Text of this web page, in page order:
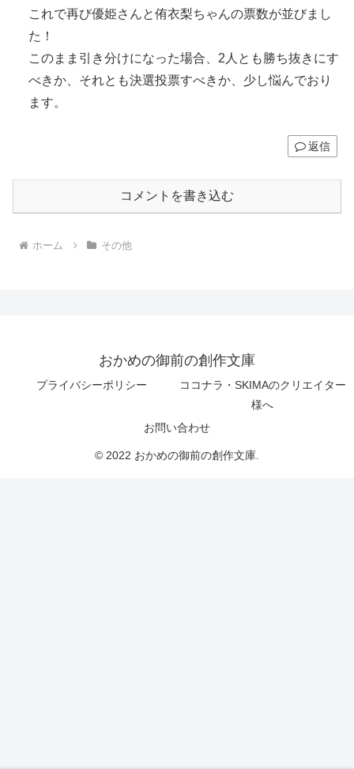
これで再び優姫さんと侑衣梨ちゃんの票数が並びまし
た！
このまま引き分けになった場合、2人とも勝ち抜きにす
べきか、それとも決選投票すべきか、少し悩んでおり
ます。
返信
コメントを書き込む
ホーム その他
おかめの御前の創作文庫
プライバシーポリシー
ココナラ・SKIMAのクリエイター
様へ
お問い合わせ
© 2022 おかめの御前の創作文庫.